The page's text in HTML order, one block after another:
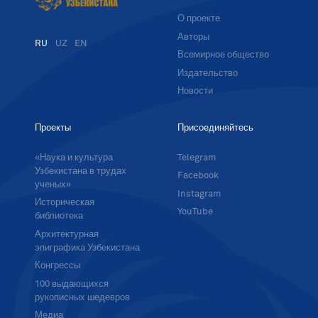
RU UZ EN
О проекте
Авторы
Всемирное общество
Издательство
Новости
Проекты
«Наука и культура
Узбекистана в трудах
ученых»
Историческая
библиотека
Архитектурная
эпиграфика Узбекистана
Конгрессы
100 выдающихся
рукописных шедевров
Медиа
Присоединяйтесь
Telegram
Facebook
Instagram
YouTube